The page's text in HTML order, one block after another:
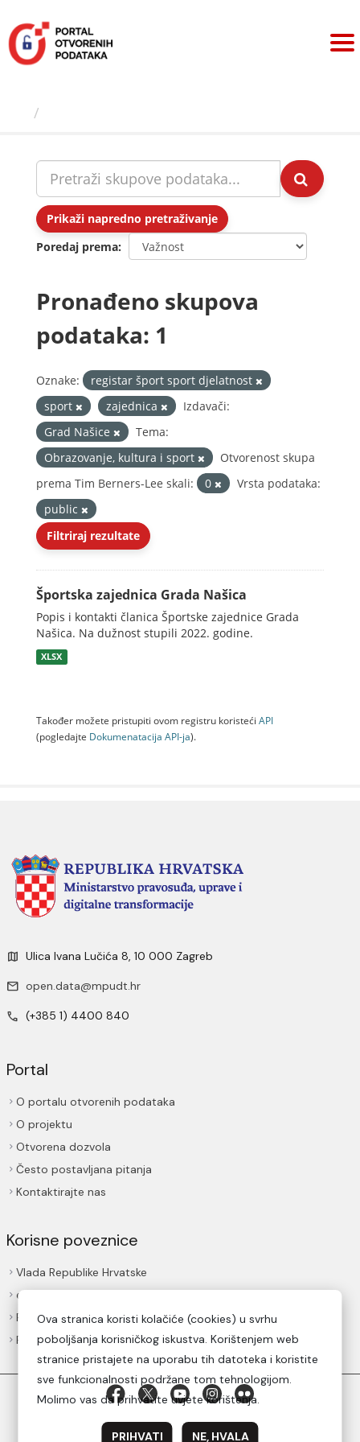
sadržaj
Prikaži napredno pretraživanje
Poredaj prema
Pronađeno skupova
podataka: 1
Oznake:
registar šport sport djelatnost
sport
zajednica
Izdavači:
Grad Našice
Tema:
Obrazovanje, kultura i sport
Otvorenost skupa
prema Tim Berners-Lee skali:
0
Vrsta podataka:
public
Filtriraj rezultate
Športska zajednica Grada Našica
Popis i kontakti članica Športske zajednice Grada
Našica. Na dužnost stupili 2022. godine.
XLSX
Također možete pristupiti ovom registru koristeći API
(pogledajte Dokumenаtаcijа API-jа).